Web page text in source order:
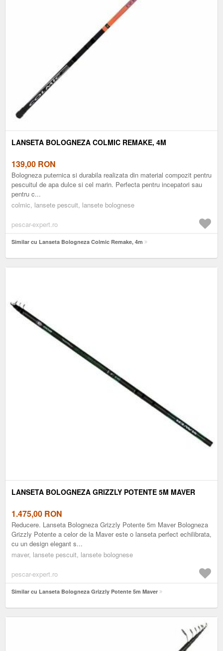
LANSETA BOLOGNEZA COLMIC REMAKE, 4M
139,00 RON
Bologneza puternica si durabila realizata din material compozit pentru
pescuitul de apa dulce si cel marin. Perfecta pentru incepatori sau
pentru c...
colmic, lansete pescuit, lansete bolognese
pescar-expert.ro
Similar cu Lanseta Bologneza Colmic Remake, 4m
LANSETA BOLOGNEZA GRIZZLY POTENTE 5M MAVER
1.475,00 RON
Reducere. Lanseta Bologneza Grizzly Potente 5m Maver Bologneza
Grizzly Potente a celor de la Maver este o lanseta perfect echilibrata,
cu un design elegant s...
maver, lansete pescuit, lansete bolognese
pescar-expert.ro
Similar cu Lanseta Bologneza Grizzly Potente 5m Maver